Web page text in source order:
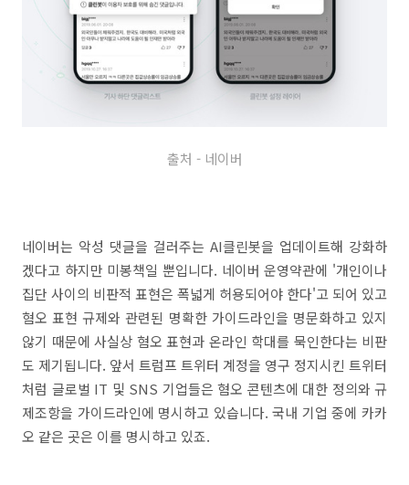
출처 - 네이버
네이버는 악성 댓글을 걸러주는 AI클린봇을 업데이트해 강화하
겠다고 하지만 미봉책일 뿐입니다. 네이버 운영약관에 '개인이나
집단 사이의 비판적 표현은 폭넓게 허용되어야 한다'고 되어 있고
혐오 표현 규제와 관련된 명확한 가이드라인을 명문화하고 있지
않기 때문에 사실상 혐오 표현과 온라인 학대를 묵인한다는 비판
도 제기됩니다. 앞서 트럼프 트위터 계정을 영구 정지시킨 트위터
처럼 글로벌 IT 및 SNS 기업들은 혐오 콘텐츠에 대한 정의와 규
제조항을 가이드라인에 명시하고 있습니다. 국내 기업 중에 카카
오 같은 곳은 이를 명시하고 있죠.